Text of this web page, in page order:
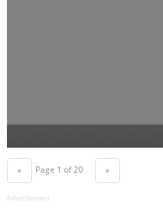
« Page 1 of 20 »
Advertisement